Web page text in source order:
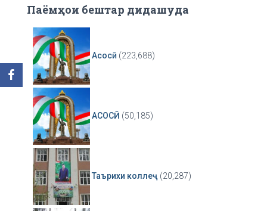
Паёмҳои бештар дидашуда
Асосӣ (223,688)
АСОСӢ (50,185)
Таърихи коллеҷ (20,287)